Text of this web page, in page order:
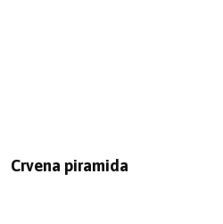
Crvena piramida